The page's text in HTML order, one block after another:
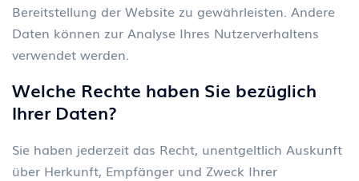
Bereitstellung der Website zu gewährleisten. Andere
Daten können zur Analyse Ihres Nutzerverhaltens
verwendet werden.
Welche Rechte haben Sie bezüglich
Ihrer Daten?
Sie haben jederzeit das Recht, unentgeltlich Auskunft
über Herkunft, Empfänger und Zweck Ihrer